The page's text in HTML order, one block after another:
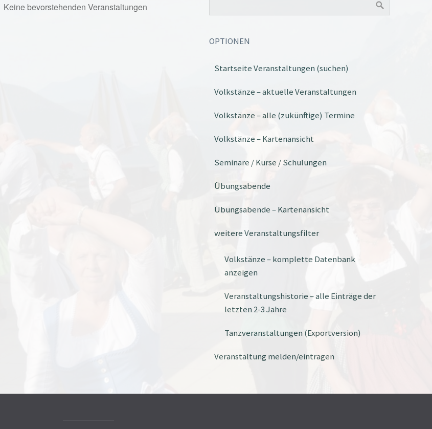
Keine bevorstehenden Veranstaltungen
OPTIONEN
Startseite Veranstaltungen (suchen)
Volkstänze – aktuelle Veranstaltungen
Volkstänze – alle (zukünftige) Termine
Volkstänze – Kartenansicht
Seminare / Kurse / Schulungen
Übungsabende
Übungsabende – Kartenansicht
weitere Veranstaltungsfilter
Volkstänze – komplette Datenbank
anzeigen
Veranstaltungshistorie – alle Einträge der
letzten 2-3 Jahre
Tanzveranstaltungen (Exportversion)
Veranstaltung melden/eintragen